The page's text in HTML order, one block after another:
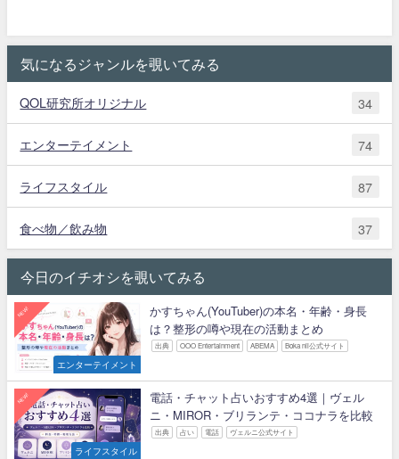
気になるジャンルを覗いてみる
QOL研究所オリジナル 34
エンターテイメント 74
ライフスタイル 87
食べ物／飲み物 37
今日のイチオシを覗いてみる
エンターテイメント
NEW!
かすちゃん(YouTuber)の本名・年齢・身長
は？整形の噂や現在の活動まとめ
出典 OOO Entertainment ABEMA Boka nii公式サイト
ライフスタイル
NEW!
電話・チャット占いおすすめ4選｜ヴェル
ニ・MIROR・ブリランテ・ココナラを比較
出典 占い 電話 ヴェルニ公式サイト